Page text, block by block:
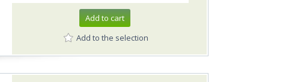
Add to cart
Add to the selection